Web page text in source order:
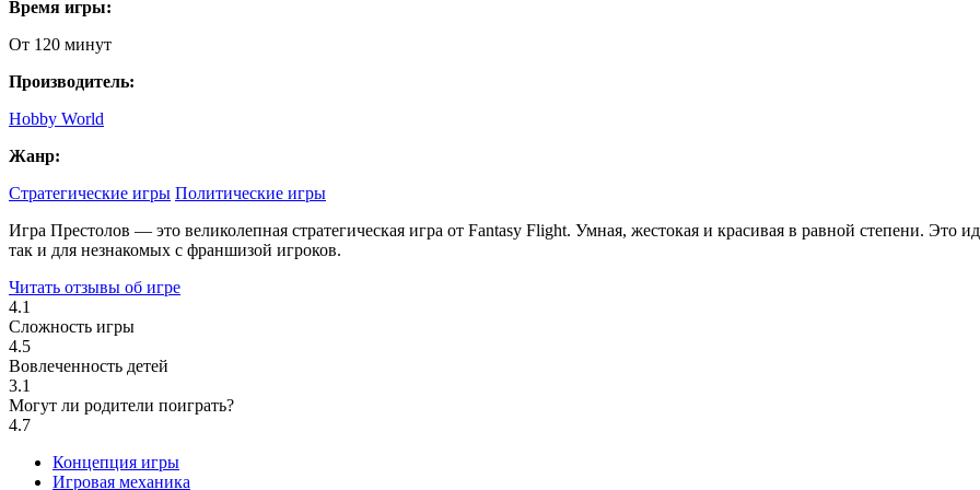
Время игры:
От 120 минут
Производитель:
Hobby World
Жанр:
Стратегические игры Политические игры
Игра Престолов — это великолепная стратегическая игра от Fantasy Flight. Умная, жестокая и красивая в равной степени.
так и для незнакомых с франшизой игроков.
Читать отзывы об игре
4.1
Сложность игры
4.5
Вовлеченность детей
3.1
Могут ли родители поиграть?
4.7
Концепция игры
Игровая механика